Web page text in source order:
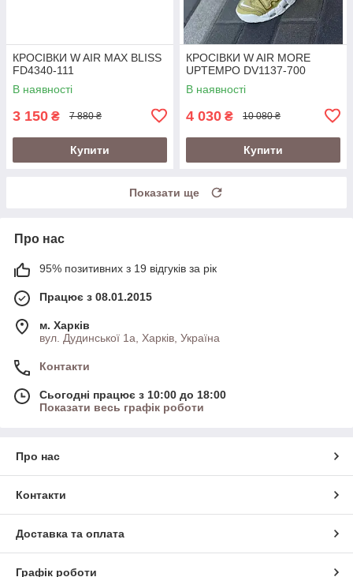
КРОСІВКИ W AIR MAX BLISS
FD4340-111
В наявності
3 150 ₴ 7 880 ₴
Купити
КРОСІВКИ W AIR MORE
UPTEMPO DV1137-700
В наявності
4 030 ₴ 10 080 ₴
Купити
Показати ще
Про нас
95% позитивних з 19 відгуків за рік
Працює з 08.01.2015
м. Харків
вул. Дудинської 1а, Харків, Україна
Контакти
Сьогодні працює з 10:00 до 18:00
Показати весь графік роботи
Про нас
Контакти
Доставка та оплата
Графік роботи